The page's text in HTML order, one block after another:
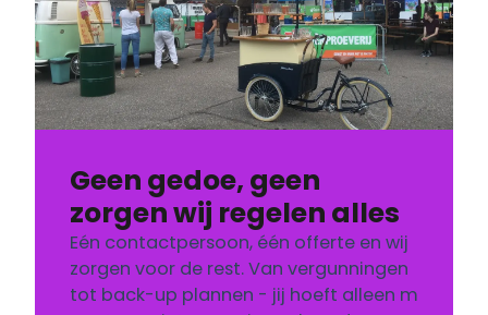
Geen gedoe, geen
zorgen wij regelen alles
Eén contactpersoon, één offerte en wij
zorgen voor de rest. Van vergunningen
tot back-up plannen - jij hoeft alleen m